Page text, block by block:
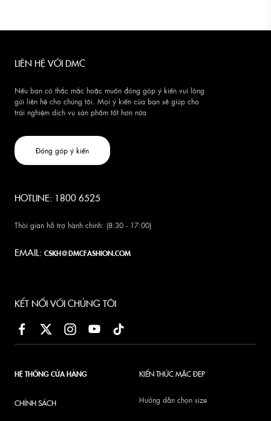
LIÊN HỆ VỚI DMC
Nếu bạn có thắc mắc hoặc muốn đóng góp ý kiến vui lòng
gửi liên hệ cho chúng tôi. Mọi ý kiến của bạn sẽ giúp cho
trải nghiệm dịch vụ sản phẩm tốt hơn nữa
Đóng góp ý kiến
HOTLINE: 1800 6525
Thời gian hỗ trợ hành chính: (8:30 - 17:00)
EMAIL: CSKH@DMCFASHION.COM
KẾT NỐI VỚI CHÚNG TÔI
HỆ THỐNG CỬA HÀNG
CHÍNH SÁCH
KIẾN THỨC MẶC ĐẸP
Hướng dẫn chọn size